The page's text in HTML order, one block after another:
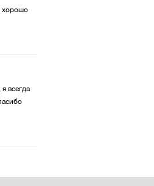
хорошо
всегда